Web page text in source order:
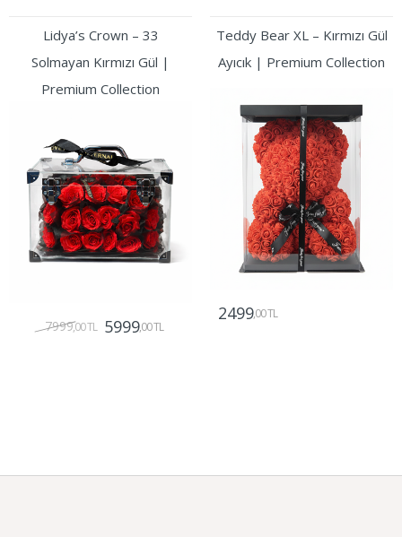
Lidya’s Crown – 33
Solmayan Kırmızı Gül |
Premium Collection
7999,00 TL 5999,00 TL
Teddy Bear XL – Kırmızı Gül
Ayıcık | Premium Collection
2499,00 TL